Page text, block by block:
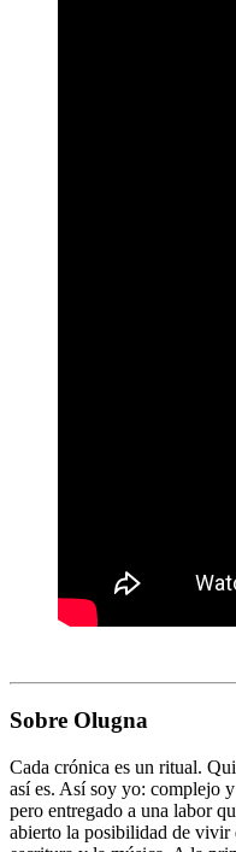
Sobre Olugna
Cada crónica es un ritual.
así es. Así soy yo: complejo
pero entregado a una labor
abierto la posibilidad de vivir